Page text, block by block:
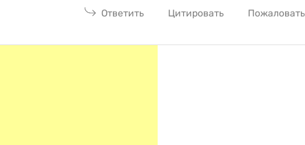
Ответить Цитировать